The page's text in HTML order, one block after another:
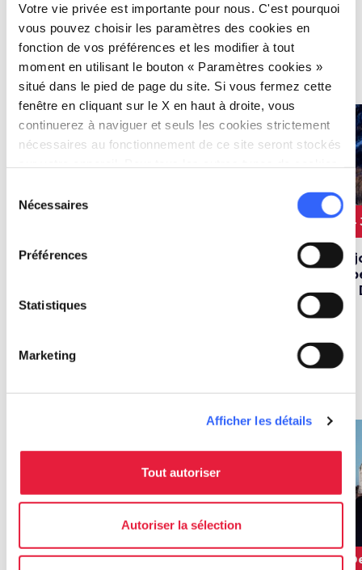
Votre vie privée est importante pour nous. C'est pourquoi
vous pouvez choisir les paramètres des cookies en
fonction de vos préférences et les modifier à tout
moment en utilisant le bouton « Paramètres cookies »
situé dans le pied de page du site. Si vous fermez cette
fenêtre en cliquant sur le X en haut à droite, vous
continuerez à naviguer et seuls les cookies strictement
nécessaires au fonctionnement de ce site seront stockés
Nécessaires
Préférences
Statistiques
Marketing
Afficher les détails
Tout autoriser
Autoriser la sélection
montagne en hiver
Parcours map Voir sur la carte
Fin de semaine
favorite_border
Week-end dans les
pistes de ski et ses
favorite_border
4
map Voir sur la carte
150€ De 73€